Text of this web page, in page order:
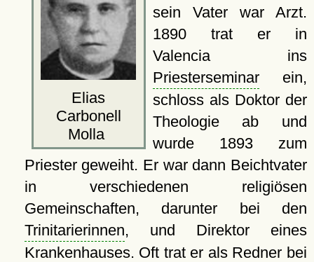
Elias
Carbonell
Molla
sein Vater war Arzt.
1890 trat er in
Valencia ins
Priesterseminarein,
schloss als Doktor der
Theologie ab und
wurde 1893 zum
Priester geweiht. Er war dann Beichtvater
in verschiedenen religiösen
Gemeinschaften, darunter bei den
Trinitarierinnen, und Direktor eines
Krankenhauses. Oft trat er als Redner bei